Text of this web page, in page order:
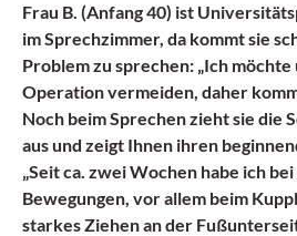
Frau B. (Anfang 40) ist
im Sprechzimmer, da kommt sie
Problem zu sprechen: „Ich
Operation vermeiden, daher
Noch beim Sprechen zieht sie die
aus und zeigt Ihnen ihren
„Seit ca. zwei Wochen habe ich
Bewegungen, vor allem beim
starkes Ziehen an der